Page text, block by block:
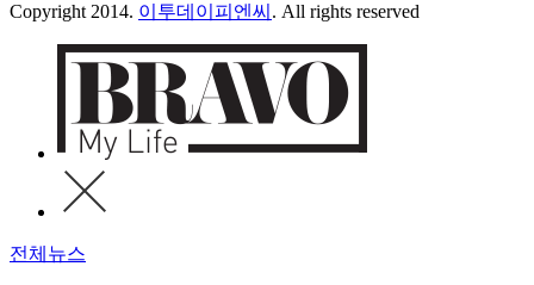
Copyright 2014. 이투데이피엔씨 . All rights reserved
전체뉴스